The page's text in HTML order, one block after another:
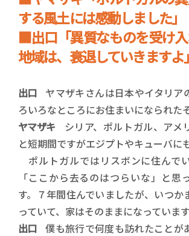
する風土には感動しました」
■出口「異質なものを受け
地域は、衰退していきますよ」
出口 ヤマザキさんは日本やイタリア
ろいろなところにお住まいになられた
ヤマザキ シリア、ポルトガル、アメ
と短期間ですがエジプトやキューバに
ポルトガルではリスボンに住んで
「ここから去るのはつらいな」と思
す。７年間住んでいましたが、いつか
っていて、家はそのままになっています
出口僕も旅行で何度も訪れたことが